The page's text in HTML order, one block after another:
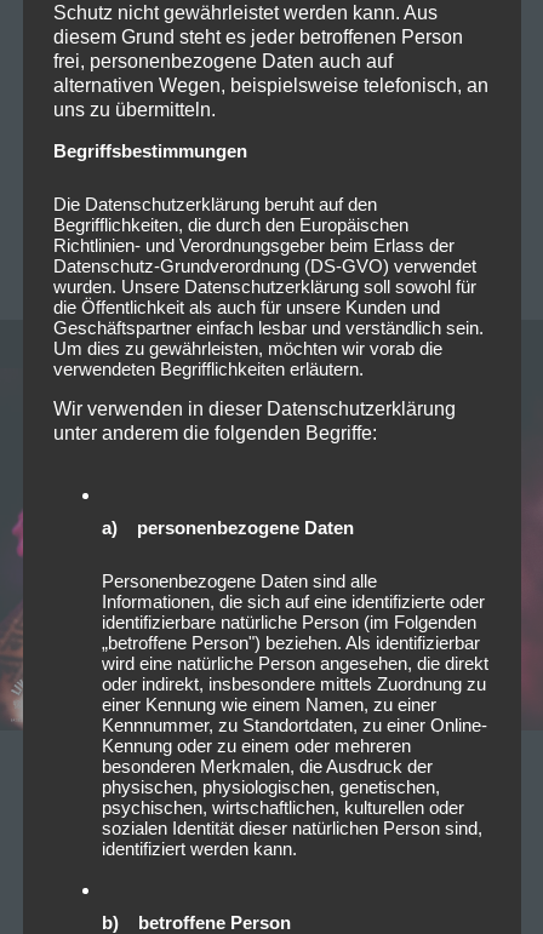
2022-08-12 Konzert-Review Dool
@Backstage München
Groß. So richtig Groß. War Sie. Die Freude, und ja:
auch Raven van Dorst. Aura, Stimme und die
Read more
PATRICK LICHTENBERGER 0
19/07/2022
2022-07-18 Konzert-Review
Crypta, Dust Bolt und Sepultura
@Der Hirsch Nürnberg
Schutz nicht gewährleistet werden kann. Aus
diesem Grund steht es jeder betroffenen Person
frei, personenbezogene Daten auch auf
alternativen Wegen, beispielsweise telefonisch, an
uns zu übermitteln.
Begriffsbestimmungen
Die Datenschutzerklärung beruht auf den
Begrifflichkeiten, die durch den Europäischen
Richtlinien- und Verordnungsgeber beim Erlass der
Datenschutz-Grundverordnung (DS-GVO) verwendet
wurden. Unsere Datenschutzerklärung soll sowohl für
die Öffentlichkeit als auch für unsere Kunden und
Geschäftspartner einfach lesbar und verständlich sein.
Um dies zu gewährleisten, möchten wir vorab die
verwendeten Begrifflichkeiten erläutern.
Wir verwenden in dieser Datenschutzerklärung
unter anderem die folgenden Begriffe:
a) personenbezogene Daten
Personenbezogene Daten sind alle
Informationen, die sich auf eine identifizierte oder
identifizierbare natürliche Person (im Folgenden
„betroffene Person") beziehen. Als identifizierbar
wird eine natürliche Person angesehen, die direkt
oder indirekt, insbesondere mittels Zuordnung zu
einer Kennung wie einem Namen, zu einer
Kennnummer, zu Standortdaten, zu einer Online-
Kennung oder zu einem oder mehreren
besonderen Merkmalen, die Ausdruck der
physischen, physiologischen, genetischen,
psychischen, wirtschaftlichen, kulturellen oder
sozialen Identität dieser natürlichen Person sind,
identifiziert werden kann.
b) betroffene Person